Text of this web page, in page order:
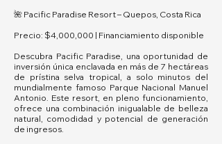
🌺 Pacific Paradise Resort – Quepos, Costa Rica
Precio: $4,000,000 | Financiamiento disponible
Descubra Pacific Paradise, una oportunidad de
inversión única enclavada en más de 7 hectáreas
de prístina selva tropical, a solo minutos del
mundialmente famoso Parque Nacional Manuel
Antonio. Este resort, en pleno funcionamiento,
ofrece una combinación inigualable de belleza
natural, comodidad y potencial de generación
de ingresos.